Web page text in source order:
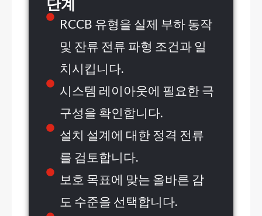
단계
RCCB 유형을 실제 부하 동작
및 잔류 전류 파형 조건과 일
치시킵니다.
시스템 레이아웃에 필요한 극
구성을 확인합니다.
설치 설계에 대한 정격 전류
를 검토합니다.
보호 목표에 맞는 올바른 감
도 수준을 선택합니다.